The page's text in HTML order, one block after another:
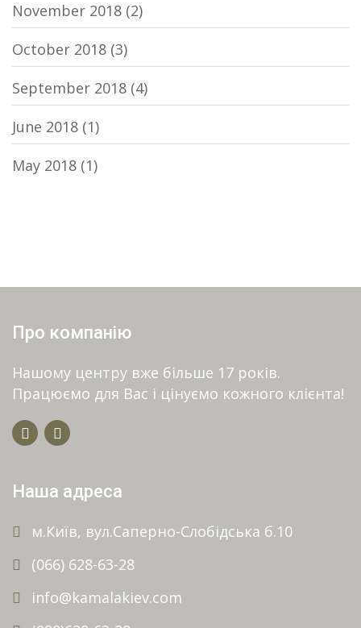
November 2018 (2)
October 2018 (3)
September 2018 (4)
June 2018 (1)
May 2018 (1)
Про компанію
Нашому центру вже більше 17 років.
Працюємо для Вас і цінуємо кожного клієнта!
Наша адреса
м.Київ, вул.Саперно-Слобідська б.10
(066) 628-63-28
info@kamalakiev.com